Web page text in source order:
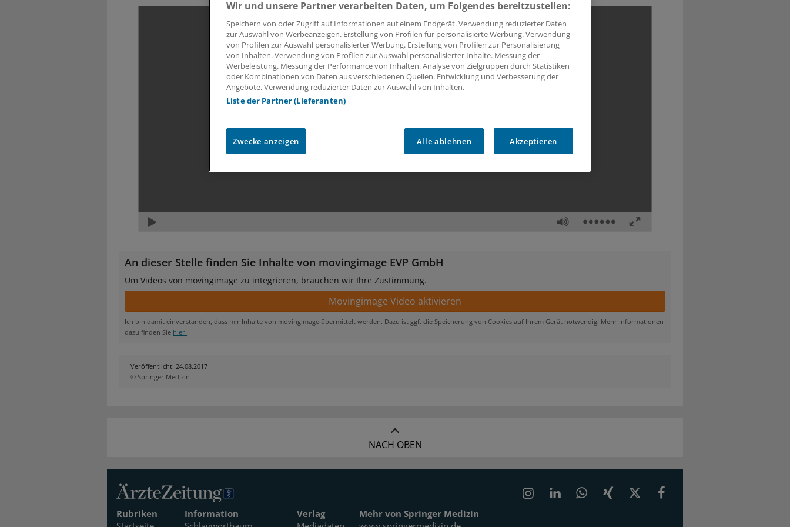
An dieser Stelle finden Sie Inhalte von movingimage EVP GmbH
Um Videos von movingimage zu integrieren, brauchen wir Ihre Zustimmung.
Ich bin damit einverstanden, dass mir Inhalte von movingimage übermittelt werden. Dazu ist ggf. die Speicherung von Cookies auf Ihrem Gerät notwendig. Mehr Informationen
dazu finden Sie hier .
Veröffentlicht: 24.08.2017
© Springer Medizin
NACH OBEN
Rubriken
Information
Verlag
Mehr von Springer Medizin
Wir und unsere Partner verarbeiten Daten, um Folgendes bereitzustellen:
Speichern von oder Zugriff auf Informationen auf einem Endgerät. Verwendung reduzierter Daten
zur Auswahl von Werbeanzeigen. Erstellung von Profilen für personalisierte Werbung. Verwendung
von Profilen zur Auswahl personalisierter Werbung. Erstellung von Profilen zur Personalisierung
von Inhalten. Verwendung von Profilen zur Auswahl personalisierter Inhalte. Messung der
Werbeleistung. Messung der Performance von Inhalten. Analyse von Zielgruppen durch Statistiken
oder Kombinationen von Daten aus verschiedenen Quellen. Entwicklung und Verbesserung der
Angebote. Verwendung reduzierter Daten zur Auswahl von Inhalten.
Liste der Partner (Lieferanten)
Zwecke anzeigen Alle ablehnen Akzeptieren